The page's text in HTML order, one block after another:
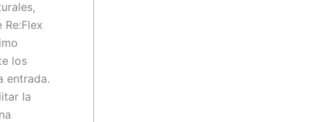
los
entrada.
la